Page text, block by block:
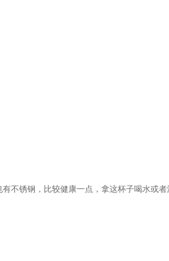
不锈钢，比较健康一点，拿这杯子喝水或